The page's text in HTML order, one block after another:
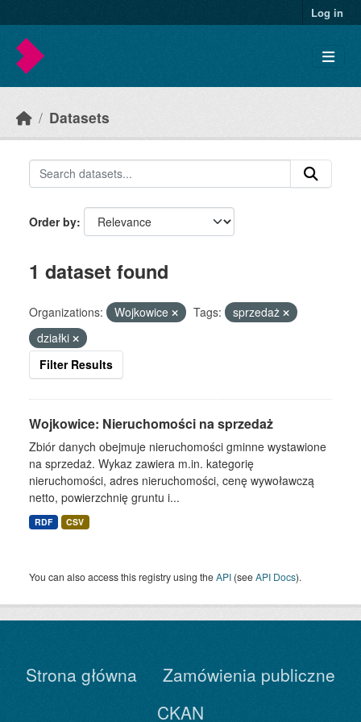
Log in
Datasets
Order by
1 dataset found
Organizations: Wojkowice Tags:
sprzedaż
działki
Filter Results
Wojkowice: Nieruchomości na sprzedaż
Zbiór danych obejmuje nieruchomości gminne wystawione
na sprzedaż. Wykaz zawiera m.in. kategorię
nieruchomości, adres nieruchomości, cenę wywoławczą
netto, powierzchnię gruntu i...
RDF CSV
You can also access this registry using theAPI (seeAPI Docs).
Strona główna
Zamówienia publiczne
CKAN